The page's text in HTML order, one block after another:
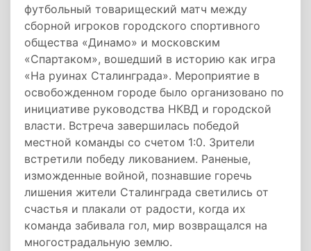
футбольный товарищеский матч между
сборной игроков городского спортивного
общества «Динамо» и московским
«Спартаком», вошедший в историю как игра
«На руинах Сталинграда». Мероприятие в
освобожденном городе было организовано по
инициативе руководства НКВД и городской
власти. Встреча завершилась победой
местной команды со счетом 1:0. Зрители
встретили победу ликованием. Раненые,
изможденные войной, познавшие горечь
лишения жители Сталинграда светились от
счастья и плакали от радости, когда их
команда забивала гол, мир возвращался на
многострадальную землю.